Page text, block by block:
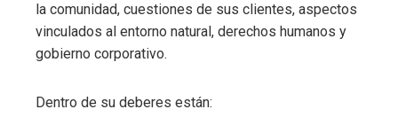
la comunidad, cuestiones de sus clientes, aspectos
vinculados al entorno natural, derechos humanos y
gobierno corporativo.
Dentro de su deberes están: